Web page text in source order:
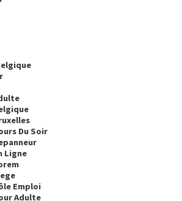
Du Soir
Ligne
Emploi
Adulte